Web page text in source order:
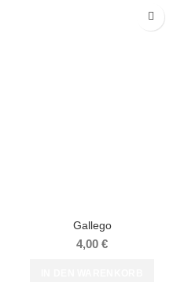
Gallego
4,00 €